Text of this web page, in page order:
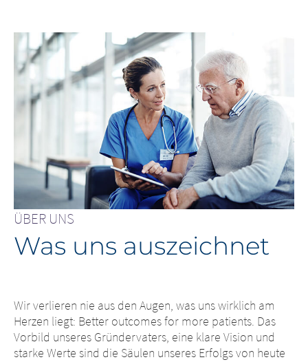
ÜBER UNS
Was uns auszeichnet
Wir verlieren nie aus den Augen, was uns wirklich am
Herzen liegt: Better outcomes for more patients. Das
Vorbild unseres Gründervaters, eine klare Vision und
starke Werte sind die Säulen unseres Erfolgs von heute